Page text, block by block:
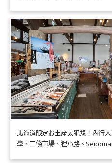
北海道限定お土産太犯規！內行
學、二條市場、狸小路、